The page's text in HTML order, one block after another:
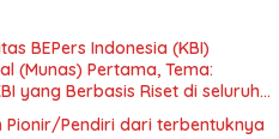
BEPers Indonesia (KBI)
(Munas) Pertama, Tema:
yang Berbasis Riset di seluruh
Pionir/Pendiri dari terbentuknya